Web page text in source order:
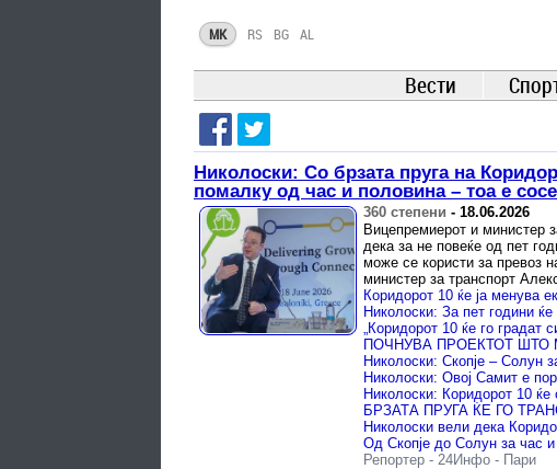
MK RS BG AL
Вести
Николоски: Со брзата пруга на
помалку од час и половина – тоа е
360 степени - 18.06.2026
Вицепремиерот и министер
дека за не повеќе од пет
може се користи за превоз
министер за транспорт
Репортер - 24Инфо - Пари